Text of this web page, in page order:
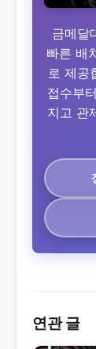
금메달
빠른 배
로 제공
접수부
지고 관
연관 글